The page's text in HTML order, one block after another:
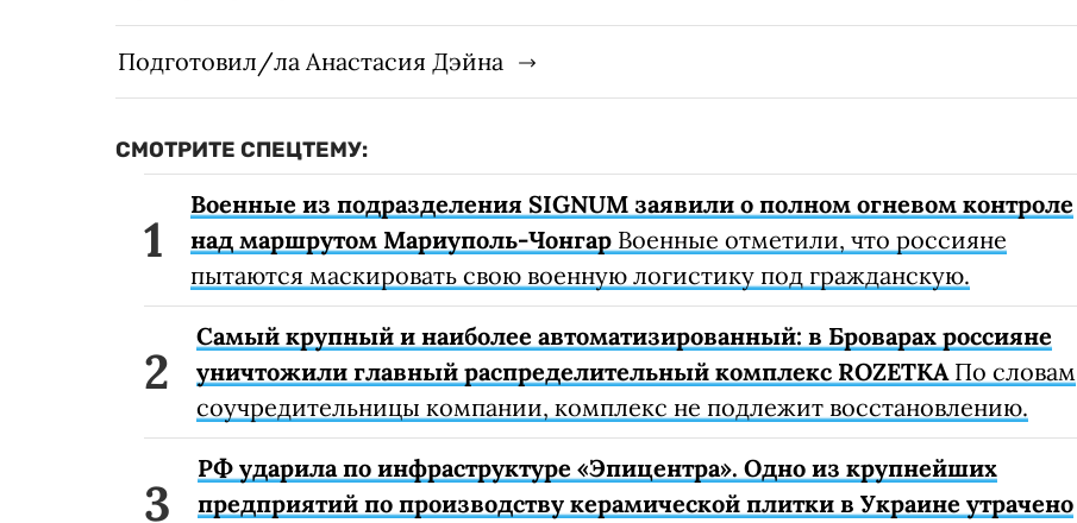
Подготовил/ла Анастасия Дэйна
СМОТРИТЕ СПЕЦТЕМУ:
Военные из подразделения SIGNUM заявили о полном огневом контроле
над маршрутом Мариуполь-Чонгар Военные отметили, что россияне
пытаются маскировать свою военную логистику под гражданскую.
Самый крупный и наиболее автоматизированный: в Броварах россияне
уничтожили главный распределительный комплекс ROZETKAПо словам
соучредительницы компании, комплекс не подлежит восстановлению.
РФ ударила по инфраструктуре «Эпицентра». Одно из крупнейших
предприятий по производству керамической плитки в Украине утрачено